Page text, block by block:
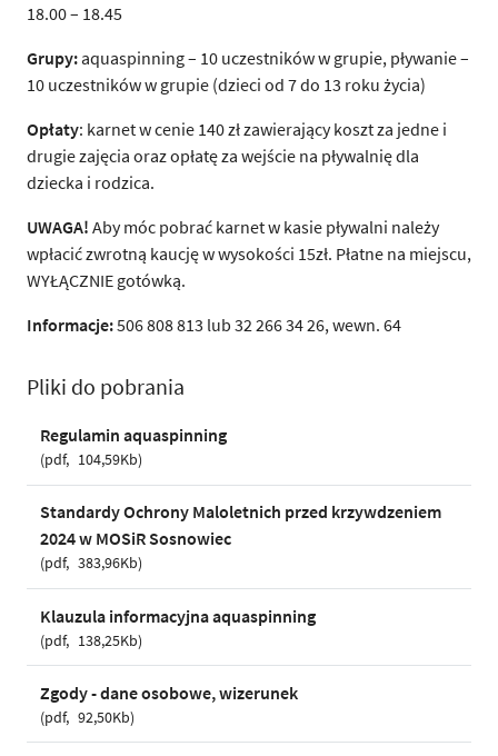
18.00 – 18.45
Grupy:aquaspinning – 10 uczestników w grupie, pływanie –
10 uczestników w grupie (dzieci od 7 do 13 roku życia)
Opłaty: karnet w cenie 140 zł zawierający koszt za jedne i
drugie zajęcia oraz opłatę za wejście na pływalnię dla
dziecka i rodzica.
UWAGA! Aby móc pobrać karnet w kasie pływalni należy
wpłacić zwrotną kaucję w wysokości 15zł. Płatne na miejscu,
WYŁĄCZNIE gotówką.
Informacje:506 808 813 lub 32 266 34 26, wewn. 64
Pliki do pobrania
Regulamin aquaspinning
pdf 104,59Kb
Standardy Ochrony Maloletnich przed krzywdzeniem
2024 w MOSiR Sosnowiec
pdf 383,96Kb
Klauzula informacyjna aquaspinning
pdf 138,25Kb
Zgody - dane osobowe, wizerunek
pdf 92,50Kb